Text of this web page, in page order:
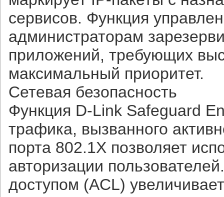
сервисов. Функция
администраторам
приложений, требующих
максимальный приоритет.
Сетевая безопасность
Функция D-Link Safeguard
трафика, вызванного
порта 802.1X позволяет
авторизации
доступом (ACL)